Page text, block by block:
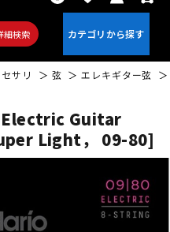
細検索
サリ 弦 エレキギター弦
Electric Guitar
Light， 09-80]